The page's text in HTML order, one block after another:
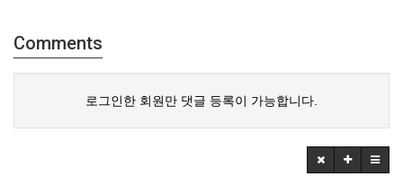
Comments
로그인한 회원만 댓글 등록이 가능합니다.